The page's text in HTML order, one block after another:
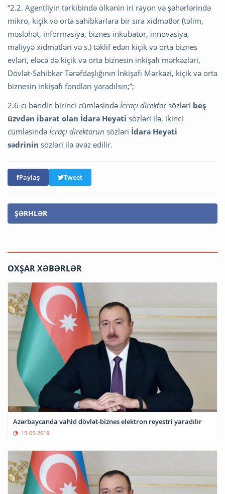
“2.2. Agentliyin tərkibində ölkənin iri rayon və şəhərlərində
mikro, kiçik və orta sahibkarlara bir sıra xidmətlər (təlim,
məsləhət, informasiya, biznes inkubator, innovasiya,
maliyyə xidmətləri və s.) təklif edən kiçik və orta biznes
evləri, eləcə də kiçik və orta biznesin inkişafı mərkəzləri,
Dövlət-Sahibkar Tərəfdaşlığının İnkişafı Mərkəzi, kiçik və orta
biznesin inkişafı fondları yaradılsın;”;
2.6-cı bəndin birinci cümləsində İcraçı direktor sözləri beş
üzvdən ibarət olan İdarə Heyəti sözləri ilə, ikinci
cümləsində İcraçı direktorun sözləri İdarə Heyəti
sədrinin sözləri ilə əvəz edilir.
Paylaş Tweet
ŞƏRHLƏR
OXŞAR XƏBƏRLƏR
Azərbaycanda vahid dövlət-biznes elektron reyestri yaradılır
15-05-2019